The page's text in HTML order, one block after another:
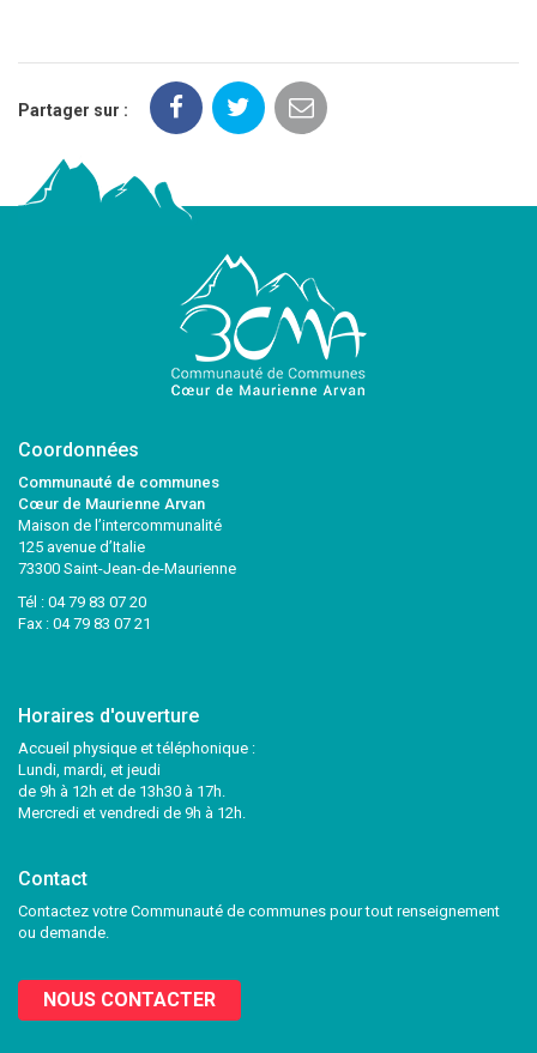
Partager sur :
Coordonnées
Communauté de communes
Cœur de Maurienne Arvan
Maison de l’intercommunalité
125 avenue d’Italie
73300 Saint-Jean-de-Maurienne
Tél : 04 79 83 07 20
Fax : 04 79 83 07 21
Horaires d'ouverture
Accueil physique et téléphonique :
Lundi, mardi, et jeudi
de 9h à 12h et de 13h30 à 17h.
Mercredi et vendredi de 9h à 12h.
Contact
Contactez votre Communauté de communes pour tout renseignement
ou demande.
NOUS CONTACTER